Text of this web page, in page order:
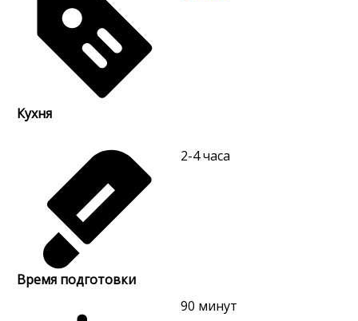
Кухня
Время подготовки
2-4часа
90 минут